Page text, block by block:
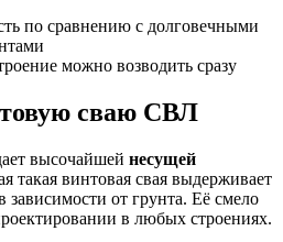
по сравнению с долговечными
можно возводить сразу
сваю СВЛ
высочайшей несущей
такая винтовая свая выдерживает
зависимости от грунта. Её смело
в любых строениях.